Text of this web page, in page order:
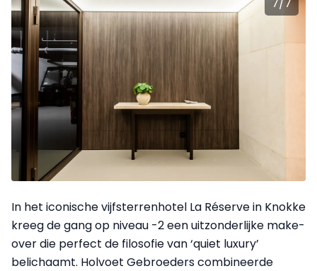
7/7
In het iconische vijfsterrenhotel La Réserve in Knokke
kreeg de gang op niveau -2 een uitzonderlijke make-
over die perfect de filosofie van ‘quiet luxury’
belichaamt. Holvoet Gebroeders combineerde